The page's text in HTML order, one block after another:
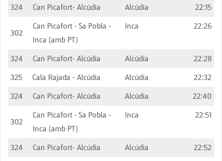
324
Can Picafort- Alcúdia Alcúdia 22:15
302
Can Picafort - Sa Pobla -
Inca (amb PT)
Inca 22:26
324 Can Picafort- Alcúdia Alcúdia
22:28
325
Cala Rajada - Alcúdia Alcúdia
22:32
324
Can Picafort- Alcúdia Alcúdia 22:40
302
Can Picafort - Sa Pobla -
Inca (amb PT)
Inca 22:51
324 Can Picafort- Alcúdia Alcúdia
22:52